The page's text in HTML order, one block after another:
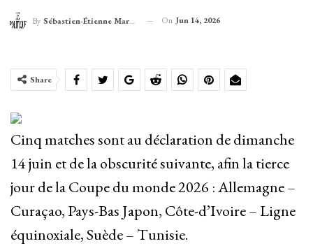
By Sébastien-Étienne Marechal On Jun 14, 2026
Share
Cinq matches sont au déclaration de dimanche
14 juin et de la obscurité suivante, afin la tierce
jour de la Coupe du monde 2026 : Allemagne –
Curaçao, Pays-Bas Japon, Côte-d’Ivoire – Ligne
équinoxiale, Suède – Tunisie.